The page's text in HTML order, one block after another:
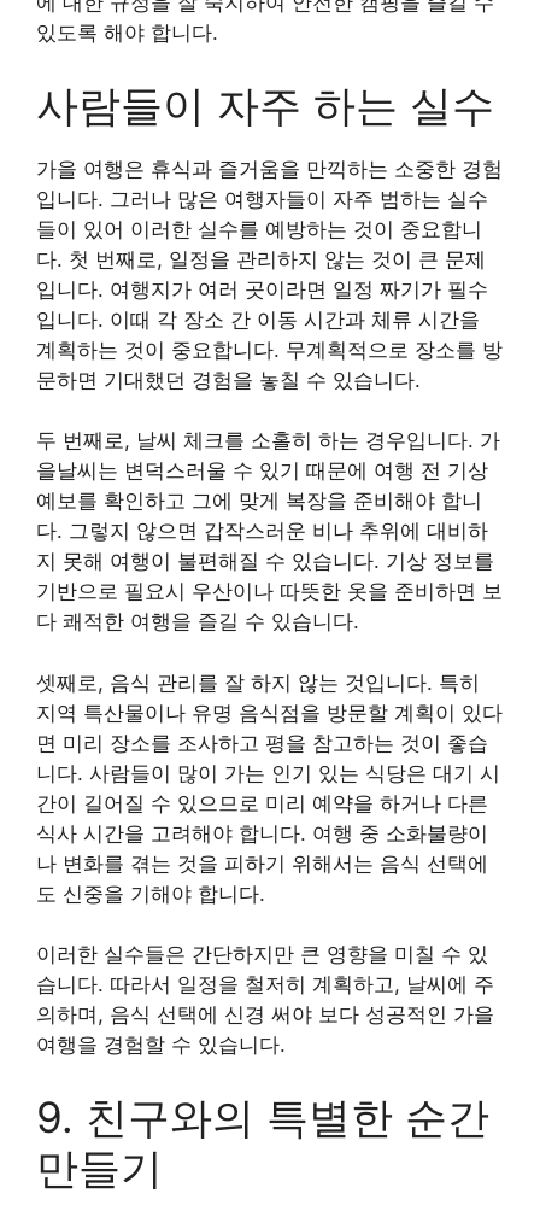
있도록 해야 합니다.
사람들이 자주 하는 실수
가을 여행은 휴식과 즐거움을 만끽하는 소중한 경험
입니다. 그러나 많은 여행자들이 자주 범하는 실수
들이 있어 이러한 실수를 예방하는 것이 중요합니
다. 첫 번째로, 일정을 관리하지 않는 것이 큰 문제
입니다. 여행지가 여러 곳이라면 일정 짜기가 필수
입니다. 이때 각 장소 간 이동 시간과 체류 시간을
계획하는 것이 중요합니다. 무계획적으로 장소를 방
문하면 기대했던 경험을 놓칠 수 있습니다.
두 번째로, 날씨 체크를 소홀히 하는 경우입니다. 가
을날씨는 변덕스러울 수 있기 때문에 여행 전 기상
예보를 확인하고 그에 맞게 복장을 준비해야 합니
다. 그렇지 않으면 갑작스러운 비나 추위에 대비하
지 못해 여행이 불편해질 수 있습니다. 기상 정보를
기반으로 필요시 우산이나 따뜻한 옷을 준비하면 보
다 쾌적한 여행을 즐길 수 있습니다.
셋째로, 음식 관리를 잘 하지 않는 것입니다. 특히
지역 특산물이나 유명 음식점을 방문할 계획이 있다
면 미리 장소를 조사하고 평을 참고하는 것이 좋습
니다. 사람들이 많이 가는 인기 있는 식당은 대기 시
간이 길어질 수 있으므로 미리 예약을 하거나 다른
식사 시간을 고려해야 합니다. 여행 중 소화불량이
나 변화를 겪는 것을 피하기 위해서는 음식 선택에
도 신중을 기해야 합니다.
이러한 실수들은 간단하지만 큰 영향을 미칠 수 있
습니다. 따라서 일정을 철저히 계획하고, 날씨에 주
의하며, 음식 선택에 신경 써야 보다 성공적인 가을
여행을 경험할 수 있습니다.
9. 친구와의 특별한 순간
만들기